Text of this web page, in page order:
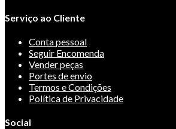
Serviço ao Cliente
Conta pessoal
Seguir Encomenda
Vender peças
Portes de envio
Termos e Condições
Política de Privacidade
Social